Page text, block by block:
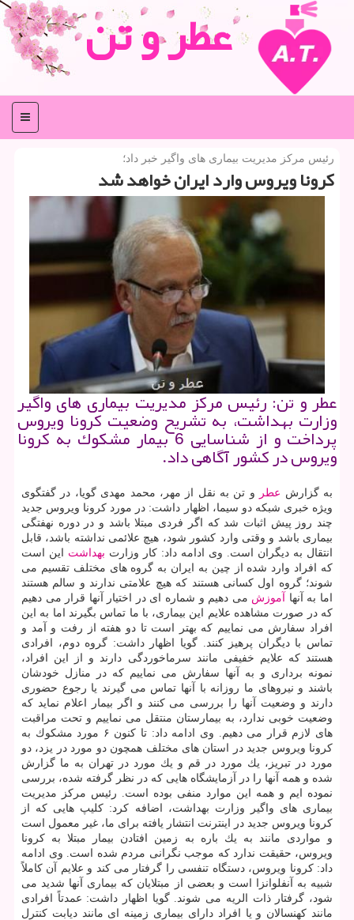
عطر و تن
منو
رئیس مركز مدیریت بیماری های واگیر خبر داد؛
كرونا ویروس وارد ایران خواهد شد
عطر و تن: رئیس مركز مدیریت بیماری های واگیر
وزارت بهداشت، به تشریح وضعیت كرونا ویروس
پرداخت و از شناسایی 6 بیمار مشكوك به كرونا
ویروس در كشور آگاهی داد.
به گزارش عطر
و تن به نقل از مهر، محمد مهدی گویا، در گفتگوی
ویژه خبری شبكه دو سیما، اظهار داشت: در مورد كرونا ویروس جدید
چند روز پیش اثبات شد كه اگر فردی مبتلا باشد و در دوره نهفتگی
بیماری باشد و وقتی وارد كشور شود، هیچ علائمی نداشته باشد، قابل
انتقال به دیگران است. وی ادامه داد: كار وزارت بهداشت این است
كه افراد وارد شده از چین به ایران به گروه های مختلف تقسیم می
شوند؛ گروه اول كسانی هستند كه هیچ علامتی ندارند و سالم هستند
اما به آنها آموزش می دهیم و شماره ای در اختیار آنها قرار می دهیم
كه در صورت مشاهده علایم این بیماری، با ما تماس بگیرند اما به این
افراد سفارش می نماییم كه بهتر است تا دو هفته از رفت و آمد و
تماس با دیگران پرهیز كنند. گویا اظهار داشت: گروه دوم، افرادی
هستند كه علایم خفیفی مانند سرماخوردگی دارند و از این افراد،
نمونه برداری و به آنها سفارش می نماییم كه در منازل خودشان
باشند و نیروهای ما روزانه با آنها تماس می گیرند یا رجوع حضوری
دارند و وضعیت آنها را بررسی می كنند و اگر بیمار اعلام نماید كه
وضعیت خوبی ندارد، به بیمارستان منتقل می نماییم و تحت مراقبت
های لازم قرار می دهیم. وی ادامه داد: تا كنون ۶ مورد مشكوك به
كرونا ویروس جدید در استان های مختلف همچون دو مورد در یزد، دو
مورد در تبریز، یك مورد در قم و یك مورد در تهران به ما گزارش
شده و همه آنها را در آزمایشگاه هایی كه در نظر گرفته شده، بررسی
نموده ایم و همه این موارد منفی بوده است. رئیس مركز مدیریت
بیماری های واگیر وزارت بهداشت، اضافه كرد: كلیپ هایی كه از
كرونا ویروس جدید در اینترنت انتشار یافته برای ما، غیر معمول است
و مواردی مانند به یك باره به زمین افتادن بیمار مبتلا به كرونا
ویروس، حقیقت ندارد كه موجب نگرانی مردم شده است. وی ادامه
داد: كرونا ویروس، دستگاه تنفسی را گرفتار می كند و علایم آن كاملاً
شبیه به آنفلوانزا است و بعضی از مبتلایان كه بیماری آنها شدید می
شود، گرفتار ذات الریه می شوند. گویا اظهار داشت: عمدتاً افرادی
مانند كهنسالان و یا افراد دارای بیماری زمینه ای مانند دیابت كنترل